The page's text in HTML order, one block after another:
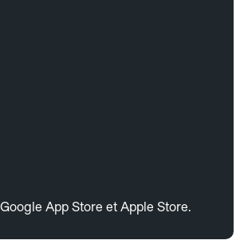
App Store et Apple Store.